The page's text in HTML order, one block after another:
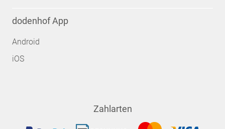
dodenhof App
Android
iOS
Zahlarten